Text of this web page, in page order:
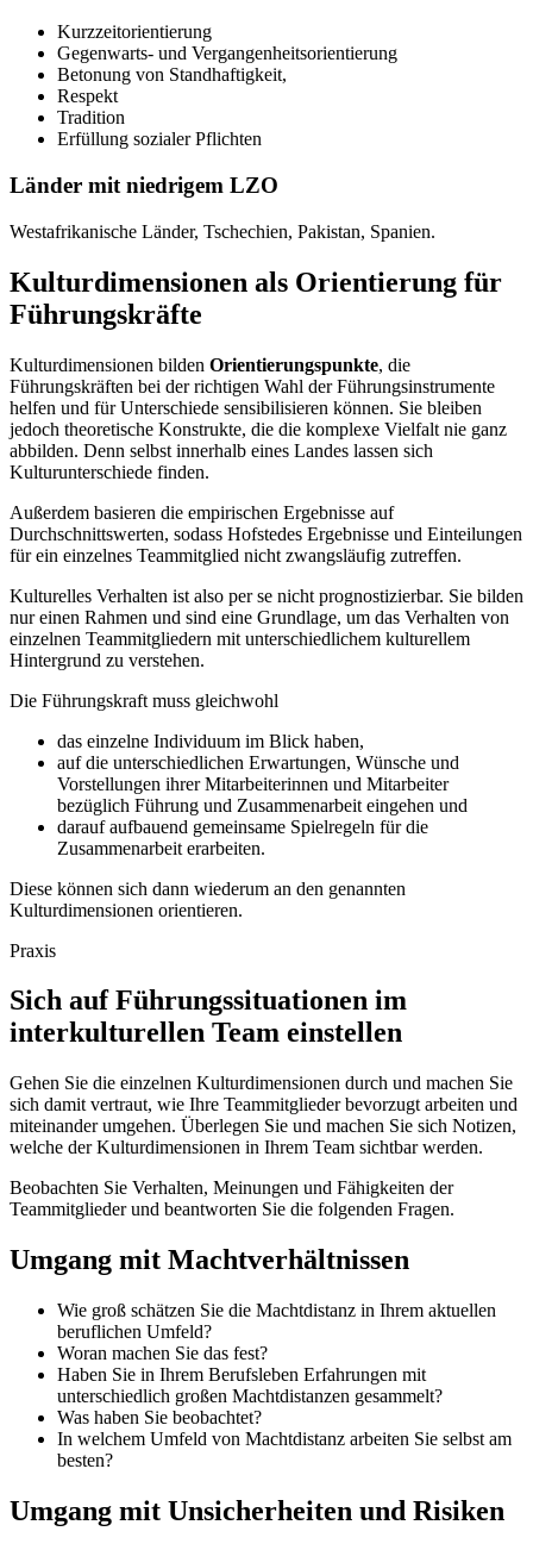
Kurzzeitorientierung
Gegenwarts- und Vergangenheitsorientierung
Betonung von Standhaftigkeit,
Respekt
Tradition
Erfüllung sozialer Pflichten
Länder mit niedrigem LZO
Westafrikanische Länder, Tschechien, Pakistan, Spanien.
Kulturdimensionen als Orientierung für
Führungskräfte
Kulturdimensionen bilden Orientierungspunkte, die
Führungskräften bei der richtigen Wahl der Führungsinstrumente
helfen und für Unterschiede sensibilisieren können. Sie bleiben
jedoch theoretische Konstrukte, die die komplexe Vielfalt nie ganz
abbilden. Denn selbst innerhalb eines Landes lassen sich
Kulturunterschiede finden.
Außerdem basieren die empirischen Ergebnisse auf
Durchschnittswerten, sodass Hofstedes Ergebnisse und Einteilungen
für ein einzelnes Teammitglied nicht zwangsläufig zutreffen.
Kulturelles Verhalten ist also per se nicht prognostizierbar. Sie bilden
nur einen Rahmen und sind eine Grundlage, um das Verhalten von
einzelnen Teammitgliedern mit unterschiedlichem kulturellem
Hintergrund zu verstehen.
Die Führungskraft muss gleichwohl
das einzelne Individuum im Blick haben,
auf die unterschiedlichen Erwartungen, Wünsche und
Vorstellungen ihrer Mitarbeiterinnen und Mitarbeiter
bezüglich Führung und Zusammenarbeit eingehen und
darauf aufbauend gemeinsame Spielregeln für die
Zusammenarbeit erarbeiten.
Diese können sich dann wiederum an den genannten
Kulturdimensionen orientieren.
Praxis
Sich auf Führungssituationen im
interkulturellen Team einstellen
Gehen Sie die einzelnen Kulturdimensionen durch und machen Sie
sich damit vertraut, wie Ihre Teammitglieder bevorzugt arbeiten und
miteinander umgehen. Überlegen Sie und machen Sie sich Notizen,
welche der Kulturdimensionen in Ihrem Team sichtbar werden.
Beobachten Sie Verhalten, Meinungen und Fähigkeiten der
Teammitglieder und beantworten Sie die folgenden Fragen.
Umgang mit Machtverhältnissen
Wie groß schätzen Sie die Machtdistanz in Ihrem aktuellen
beruflichen Umfeld?
Woran machen Sie das fest?
Haben Sie in Ihrem Berufsleben Erfahrungen mit
unterschiedlich großen Machtdistanzen gesammelt?
Was haben Sie beobachtet?
In welchem Umfeld von Machtdistanz arbeiten Sie selbst am
besten?
Umgang mit Unsicherheiten und Risiken